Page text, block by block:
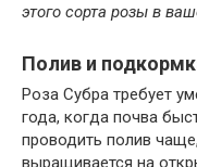
этого сорта розы в
Полив и
Роза Субра требует
года, когда почва
проводить полив
выращивается на